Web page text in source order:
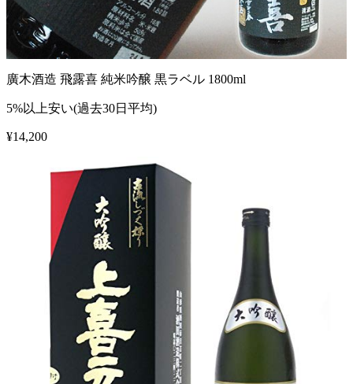
廣木酒造 飛露喜 純米吟醸 黒ラベル 1800ml
5%以上安い(過去30日平均)
¥14,200